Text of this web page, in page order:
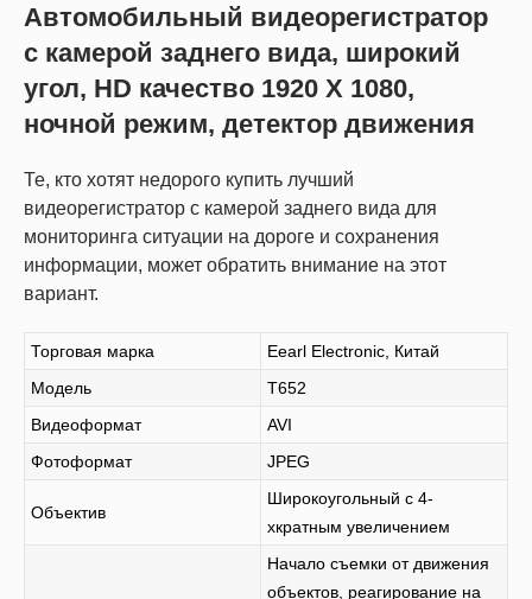
Автомобильный видеорегистратор
с камерой заднего вида, широкий
угол, HD качество 1920 Х 1080,
ночной режим, детектор движения
Те, кто хотят недорого купить лучший
видеорегистратор с камерой заднего вида для
мониторинга ситуации на дороге и сохранения
информации, может обратить внимание на этот
вариант.
Торговая марка
Eearl Electronic, Китай
Модель
T652
Видеоформат
AVI
Фотоформат
JPEG
Объектив
Широкоугольный с 4-
хкратным увеличением
Начало съемки от движения
объектов, реагирование на